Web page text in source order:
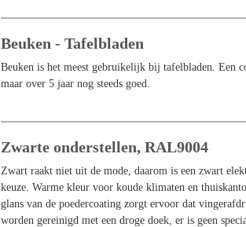
Beuken - Tafelbladen
Beuken is het meest gebruikelijk bij tafelbladen. Een
maar over 5 jaar nog steeds goed.
Zwarte onderstellen, RAL9004
Zwart raakt niet uit de mode, daarom is een zwart
keuze. Warme kleur voor koude klimaten en
glans van de poedercoating zorgt ervoor dat
worden gereinigd met een droge doek, er is geen